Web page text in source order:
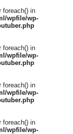
foreach() in
wpfile/wp-
foreach() in
wpfile/wp-
foreach() in
wpfile/wp-
foreach() in
wpfile/wp-